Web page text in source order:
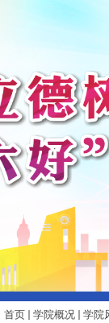
首页 学院概况 学院